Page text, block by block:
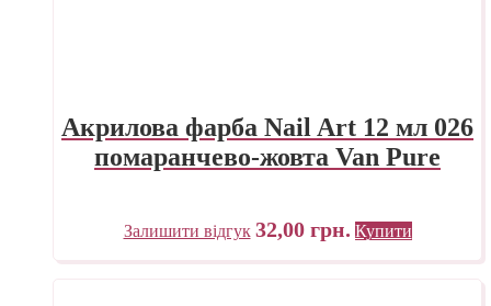
Акрилова фарба Nail Art 12 мл 026
помаранчево-жовта Van Pure
Залишити відгук 32,00 грн. Купити